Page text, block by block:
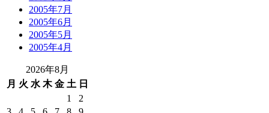
2005年7月
2005年6月
2005年5月
2005年4月
2026年8月
月 火 水 木 金 土 日
1
2